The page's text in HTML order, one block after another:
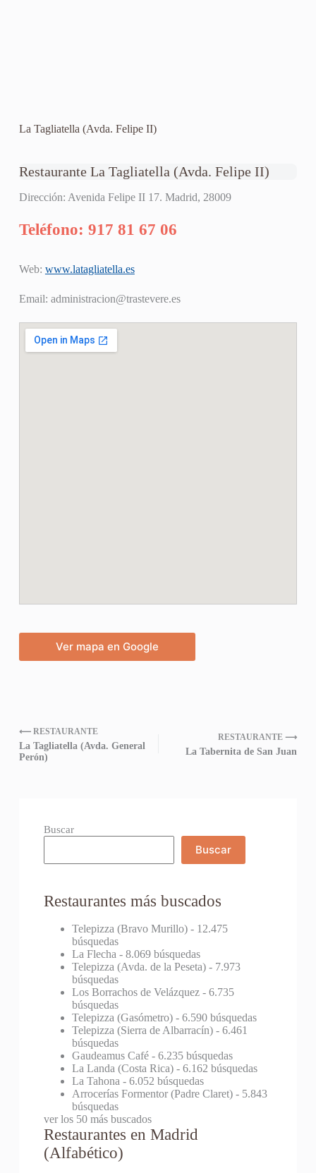
La Tagliatella (Avda. Felipe II)
Restaurante La Tagliatella (Avda. Felipe II)
Dirección: Avenida Felipe II 17. Madrid, 28009
Teléfono: 917 81 67 06
Web: www.latagliatella.es
Email: administracion@trastevere.es
Ver mapa en Google
⟵ RESTAURANTE
La Tagliatella (Avda. General
Perón)
RESTAURANTE ⟶
La Tabernita de San Juan
Buscar
Buscar
Restaurantes más buscados
Telepizza (Bravo Murillo)- 12.475
búsquedas
La Flecha - 8.069 búsquedas
Telepizza (Avda. de la Peseta)- 7.973
búsquedas
Los Borrachos de Velázquez- 6.735
búsquedas
Telepizza (Gasómetro)- 6.590 búsquedas
Telepizza (Sierra de Albarracín)- 6.461
búsquedas
Gaudeamus Café- 6.235 búsquedas
La Landa (Costa Rica)- 6.162 búsquedas
La Tahona - 6.052 búsquedas
Arrocerías Formentor (Padre Claret)- 5.843
búsquedas
ver los 50 más buscados
Restaurantes en Madrid
(Alfabético)